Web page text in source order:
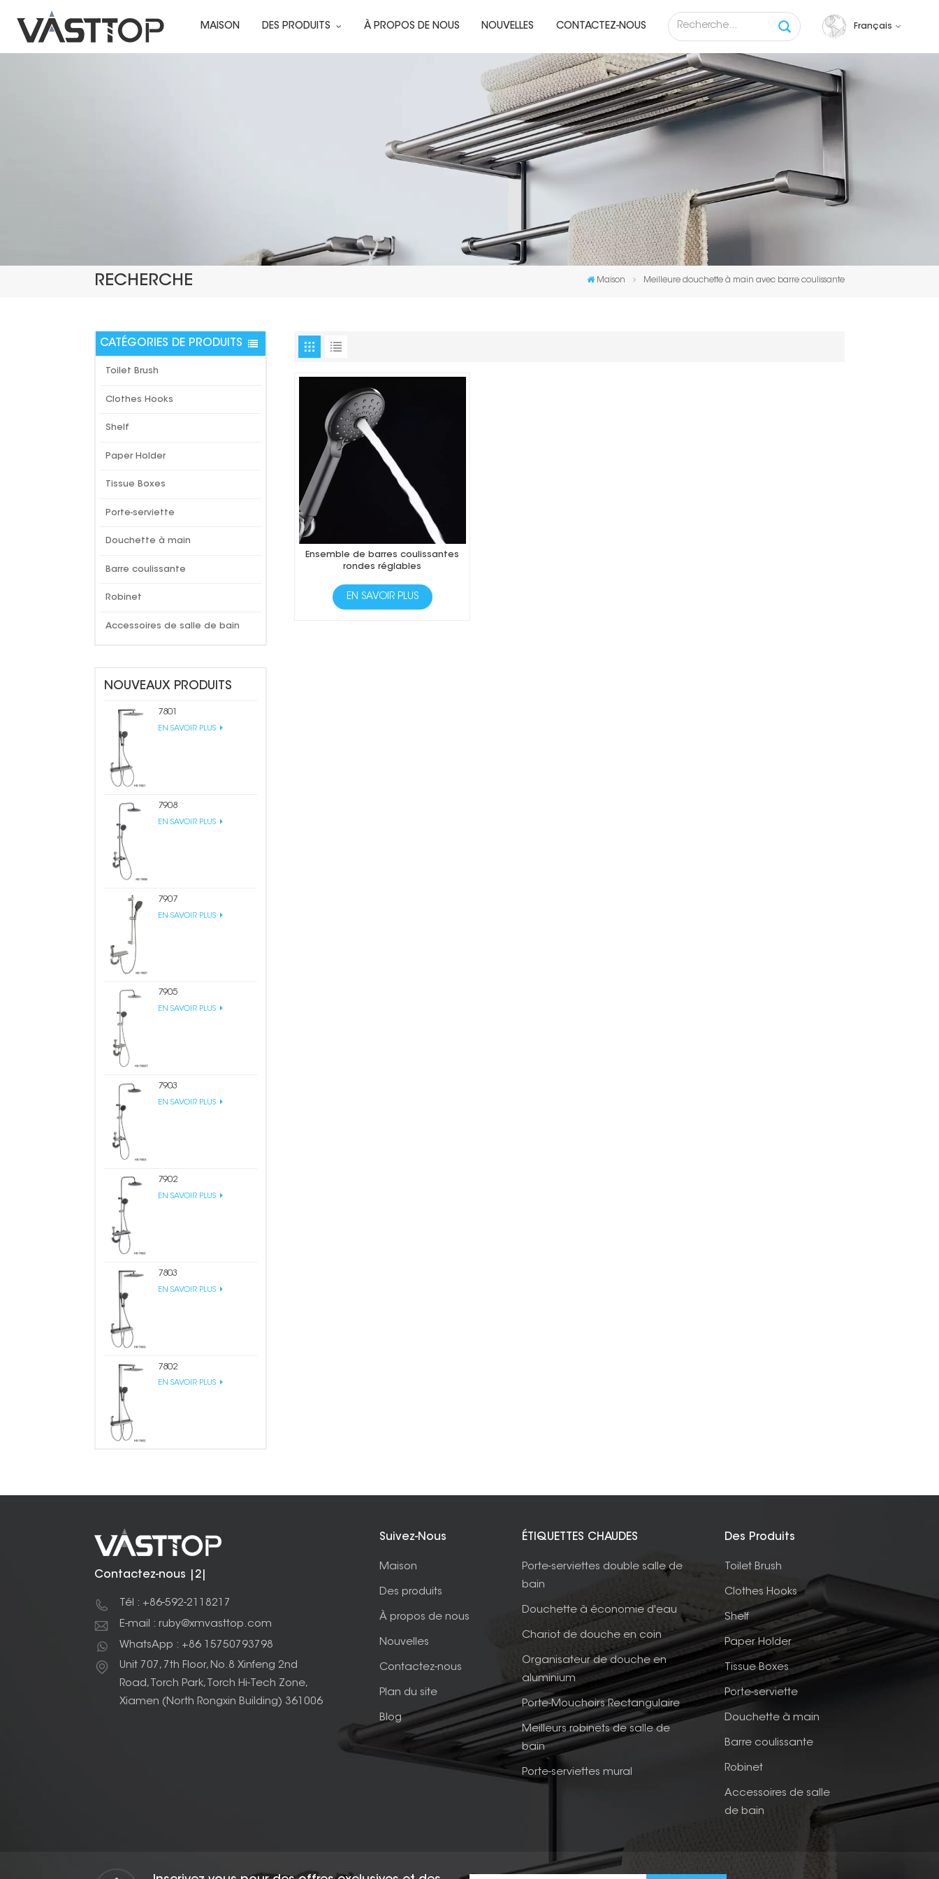
MAISON DES PRODUITS À PROPOS DE NOUS NOUVELLES CONTACTEZ-NOUS Français
English
français
русский
español
RECHERCHE Maison Meilleure douchette à main avec barre coulissante
CATÉGORIES DE PRODUITS
Toilet Brush
Clothes Hooks
Shelf
Paper Holder
Tissue Boxes
Porte-serviette
Douchette à main
Barre coulissante
Robinet
Accessoires de salle de bain
NOUVEAUX PRODUITS
7801
EN SAVOIR PLUS
7908
EN SAVOIR PLUS
7907
EN SAVOIR PLUS
7905
EN SAVOIR PLUS
7903
EN SAVOIR PLUS
7902
EN SAVOIR PLUS
7803
EN SAVOIR PLUS
7802
EN SAVOIR PLUS
Ensemble de barres coulissantes
rondes réglables
EN SAVOIR PLUS
Contactez-nous |2|
Tél : +86-592-2118217
E-mail : ruby@xmvasttop.com
WhatsApp : +86 15750793798
Unit 707, 7th Floor, No.8 Xinfeng 2nd
Road, Torch Park, Torch Hi-Tech Zone,
Xiamen (North Rongxin Building) 361006
Suivez-Nous
Maison
Des produits
À propos de nous
Nouvelles
Contactez-nous
Plan du site
Blog
ÉTIQUETTES CHAUDES
Porte-serviettes double salle de
bain
Douchette à économie d'eau
Chariot de douche en coin
Organisateur de douche en
aluminium
Porte-Mouchoirs Rectangulaire
Meilleurs robinets de salle de
bain
Porte-serviettes mural
Des Produits
Toilet Brush
Clothes Hooks
Shelf
Paper Holder
Tissue Boxes
Porte-serviette
Douchette à main
Barre coulissante
Robinet
Accessoires de salle
de bain